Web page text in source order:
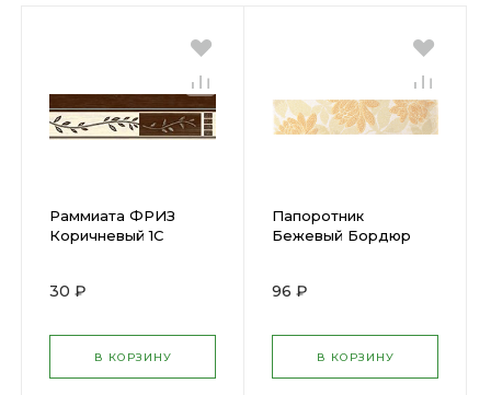
Раммиата ФРИЗ
Коричневый 1С
30 ₽
В КОРЗИНУ
Папоротник
Бежевый Бордюр
96 ₽
В КОРЗИНУ